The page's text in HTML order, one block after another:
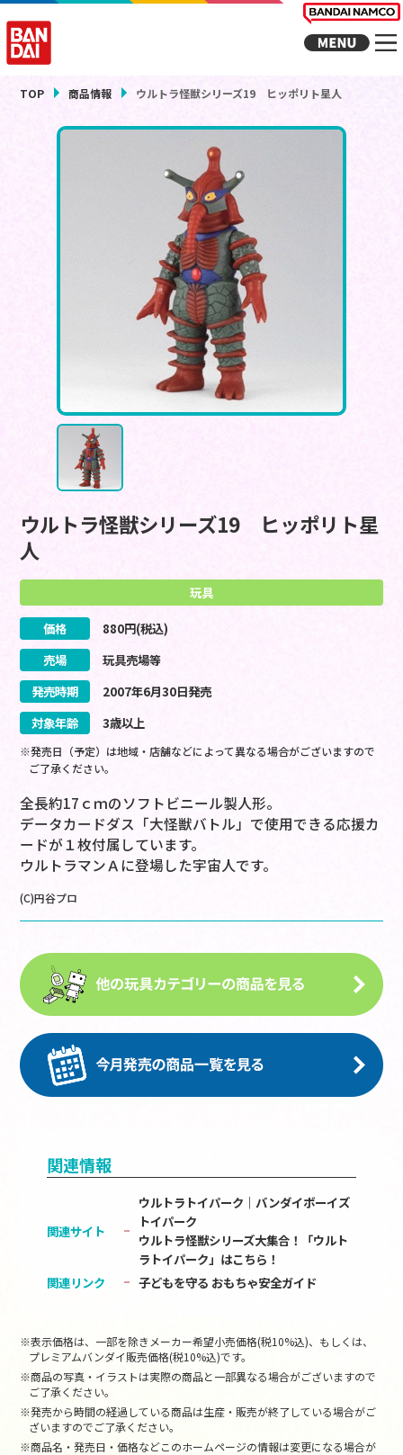
TOP 商品情報 ウルトラ怪獣シリーズ19 ヒッポリト星人
ウルトラ怪獣シリーズ19 ヒッポリト星
人
玩具
価格 880円(税込)
売場
玩具売場等
発売時期
2007年6月30日発売
対象年齢
3歳以上
※発売日（予定）は地域・店舗などによって異なる場合がございますので
ご了承ください。
全長約17ｃｍのソフトビニール製人形。
データカードダス「大怪獣バトル」で使用できる応援カ
ードが１枚付属しています。
ウルトラマンＡに登場した宇宙人です。
(C)円谷プロ
関連情報
関連サイト
ウルトラトイパーク｜バンダイボーイズ
トイパーク
ウルトラ怪獣シリーズ大集合！「ウルト
ラトイパーク」はこちら！
関連リンク
子どもを守る おもちゃ安全ガイド
※表示価格は、一部を除きメーカー希望小売価格(税10%込)、もしくは、
プレミアムバンダイ販売価格(税10%込)です。
※商品の写真・イラストは実際の商品と一部異なる場合がございますので
ご了承ください。
※発売から時間の経過している商品は生産・販売が終了している場合がご
ざいますのでご了承ください。
※商品名・発売日・価格などこのホームページの情報は変更になる場合が